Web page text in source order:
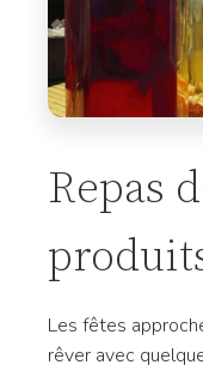
Repas
Les fêtes
rêver avec